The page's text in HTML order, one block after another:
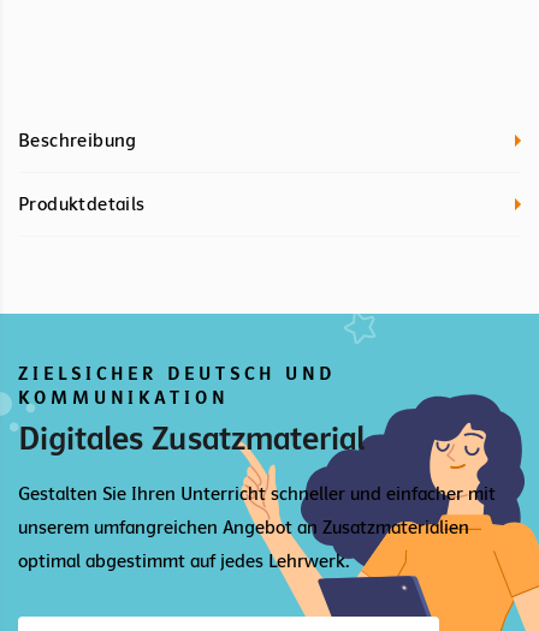
Beschreibung
Produktdetails
ZIELSICHER DEUTSCH UND
KOMMUNIKATION
Digitales Zusatzmaterial
Gestalten Sie Ihren Unterricht schneller und einfacher mit
unserem umfangreichen Angebot an Zusatzmaterialien
optimal abgestimmt auf jedes Lehrwerk.